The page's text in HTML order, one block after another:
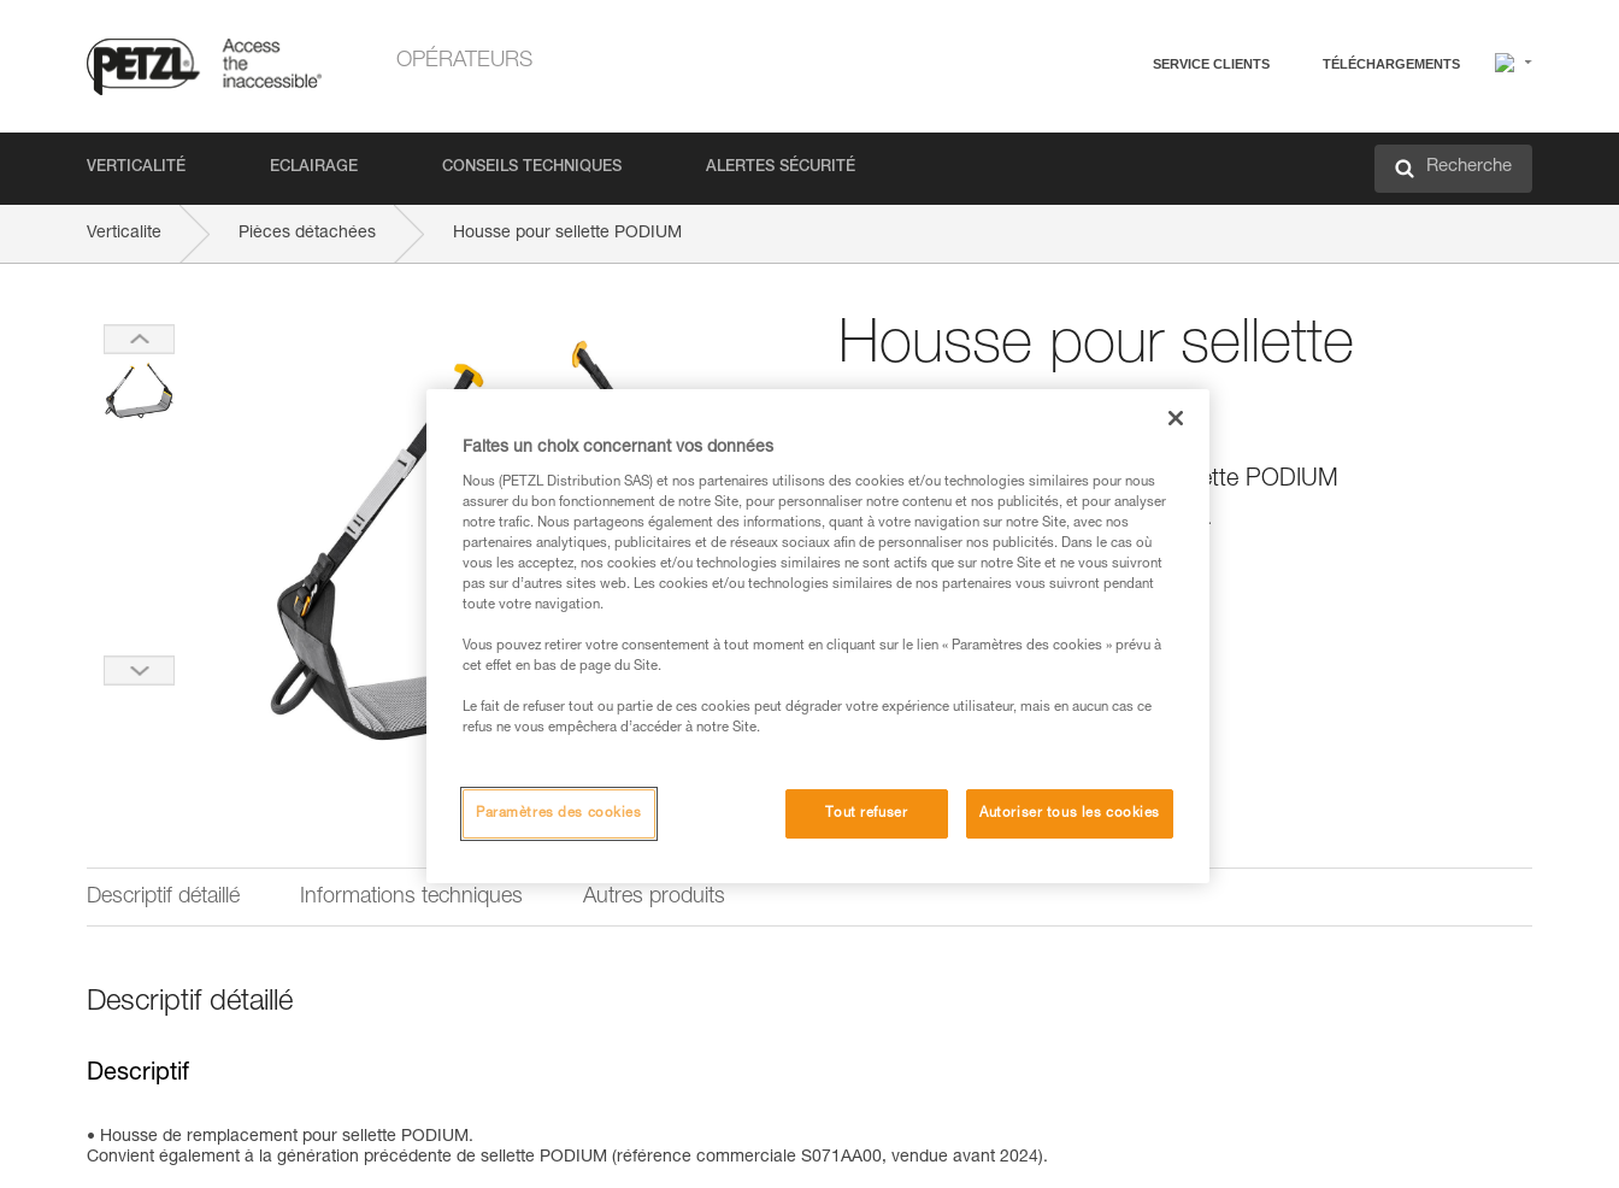
OPÉRATEURS SERVICE CLIENTS TÉLÉCHARGEMENTS
VERTICALITÉ ECLAIRAGE CONSEILS TECHNIQUES ALERTES SÉCURITÉ Recherche
Verticalite Pièces détachées Housse pour sellette PODIUM
Housse pour sellette
Housse de remplacement pour sellette PODIUM
Housse de remplacement pour sellette PODIUM.
Trouvez un revendeur
Descriptif détaillé Informations techniques Autres produits
Descriptif détaillé
Descriptif
Housse de remplacement pour sellette PODIUM.
Convient également à la génération précédente de sellette PODIUM (référence commerciale S071AA00, vendue avant 2024).
Faites un choix concernant vos données
Nous (PETZL Distribution SAS) et nos partenaires utilisons des cookies et/ou technologies similaires pour nous
assurer du bon fonctionnement de notre Site, pour personnaliser notre contenu et nos publicités, et pour analyser
notre trafic. Nous partageons également des informations, quant à votre navigation sur notre Site, avec nos
partenaires analytiques, publicitaires et de réseaux sociaux afin de personnaliser nos publicités. Dans le cas où
vous les acceptez, nos cookies et/ou technologies similaires ne sont actifs que sur notre Site et ne vous suivront
pas sur d’autres sites web. Les cookies et/ou technologies similaires de nos partenaires vous suivront pendant
toute votre navigation.
Vous pouvez retirer votre consentement à tout moment en cliquant sur le lien « Paramètres des cookies » prévu à
cet effet en bas de page du Site.
Le fait de refuser tout ou partie de ces cookies peut dégrader votre expérience utilisateur, mais en aucun cas ce
refus ne vous empêchera d’accéder à notre Site.
Tout refuser Autoriser tous les cookies
Paramètres des cookies